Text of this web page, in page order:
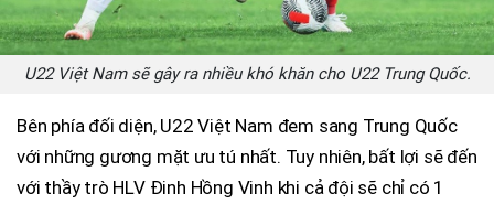
U22 Việt Nam sẽ gây ra nhiều khó khăn cho U22 Trung Quốc.
Bên phía đối diện, U22 Việt Nam đem sang Trung Quốc
với những gương mặt ưu tú nhất. Tuy nhiên, bất lợi sẽ đến
với thầy trò HLV Đinh Hồng Vinh khi cả đội sẽ chỉ có 1